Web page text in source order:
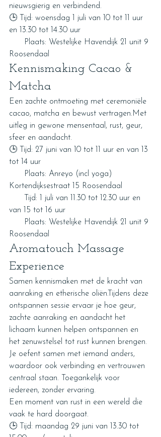
nieuwsgierig en verbindend.
🕒 Tijd: woensdag 1 juli van 10 tot 11 uur
en 13.30 tot 14.30 uur
Roosendaal
Kennismaking Cacao &
Matcha
Een zachte ontmoeting met ceremoniële
cacao, matcha en bewust vertragen.Met
uitleg in gewone mensentaal, rust, geur,
sfeer en aandacht.
🕒 Tijd: 27 juni van 10 tot 11 uur en van 13
tot 14 uur
Kortendijksestraat 15 Roosendaal
van 15 tot 16 uur
Roosendaal
Aromatouch Massage
Experience
Samen kennismaken met de kracht van
aanraking en etherische oliën.Tijdens deze
ontspannen sessie ervaar je hoe geur,
zachte aanraking en aandacht het
lichaam kunnen helpen ontspannen en
het zenuwstelsel tot rust kunnen brengen.
Je oefent samen met iemand anders,
waardoor ook verbinding en vertrouwen
centraal staan. Toegankelijk voor
iedereen, zonder ervaring.
Een moment van rust in een wereld die
vaak te hard doorgaat.
🕒 Tijd: maandag 29 juni van 13.30 tot